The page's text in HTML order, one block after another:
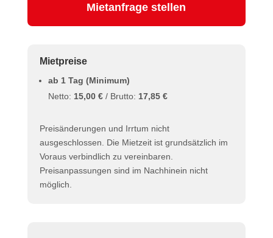
Mietanfrage stellen
Mietpreise
ab 1 Tag (Minimum)
Netto: 15,00 €/ Brutto: 17,85 €
Preisänderungen und Irrtum nicht
ausgeschlossen. Die Mietzeit ist grundsätzlich im
Voraus verbindlich zu vereinbaren.
Preisanpassungen sind im Nachhinein nicht
möglich.